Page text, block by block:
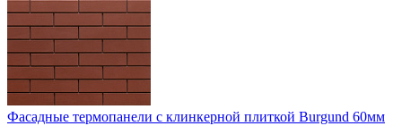
Фасадные термопанели с клинкерной плиткой Burgund 60мм